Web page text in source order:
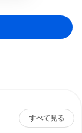
すべて見る